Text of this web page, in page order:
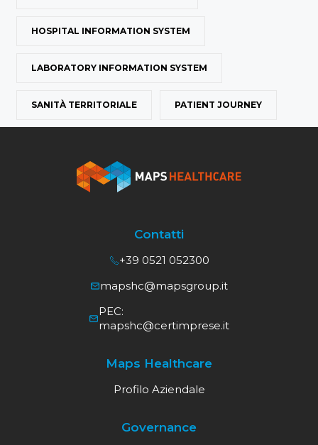
HOSPITAL INFORMATION SYSTEM
LABORATORY INFORMATION SYSTEM
SANITÀ TERRITORIALE PATIENT JOURNEY
Contatti
+39 0521 052300
mapshc@mapsgroup.it
PEC:
mapshc@certimprese.it
Maps Healthcare
Profilo Aziendale
Governance